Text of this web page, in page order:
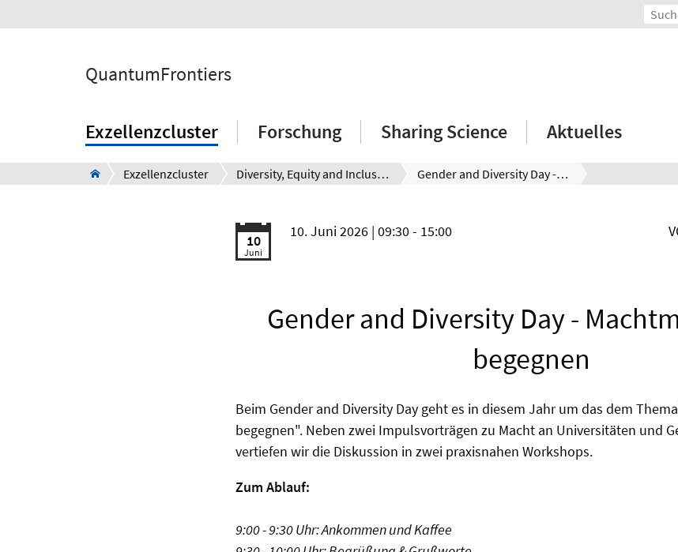
QuantumFrontiers
Exzellenzcluster Forschung Sharing Science Aktuelles
Exzellenzcluster Diversity, Equity and Inclusion Gender and Diversity Day - Machtmissbrauch begegnen
10
Juni
10. Juni 2026 | 09:30 - 15:00
Gender and Diversity Day -
begegnen
Beim Gender and Diversity Day geht es in diesem Jahr um das dem
begegnen". Neben zwei Impulsvorträgen zu Macht an Universitäten und
vertiefen wir die Diskussion in zwei praxisnahen Workshops.
Zum Ablauf:
9:00 - 9:30 Uhr: Ankommen und Kaffee